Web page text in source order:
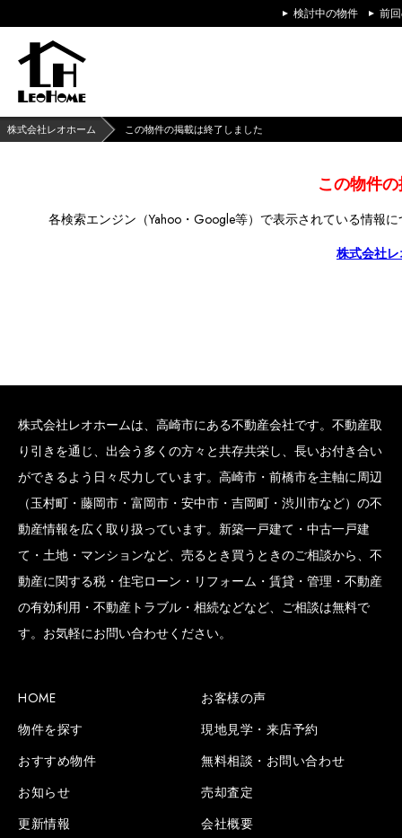
検討中の物件 前
株式会社レオホーム この物件の掲載は終了しました
この物件
各検索エンジン（Yahoo・Google等）で表示されている情報
株式会社
株式会社レオホームは、高崎市にある不動産会社です。不動産取
り引きを通じ、出会う多くの方々と共存共栄し、長いお付き合い
ができるよう日々尽力しています。高崎市・前橋市を主軸に周辺
（玉村町・藤岡市・富岡市・安中市・吉岡町・渋川市など）の不
動産情報を広く取り扱っています。新築一戸建て・中古一戸建
て・土地・マンションなど、売るとき買うときのご相談から、不
動産に関する税・住宅ローン・リフォーム・賃貸・管理・不動産
の有効利用・不動産トラブル・相続などなど、ご相談は無料で
す。お気軽にお問い合わせください。
HOME
物件を探す
おすすめ物件
お知らせ
更新情報
お客様の声
現地見学・来店予約
無料相談・お問い合わせ
売却査定
会社概要